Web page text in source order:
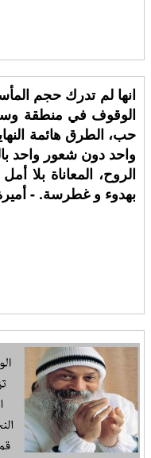
انها لم تدرك حجم
الوقوف في منطقة
حب، الطرق هائمة
واحد دون شعور واحد
الروح، المعاناة بلا
بهدوء و غطرسة. -